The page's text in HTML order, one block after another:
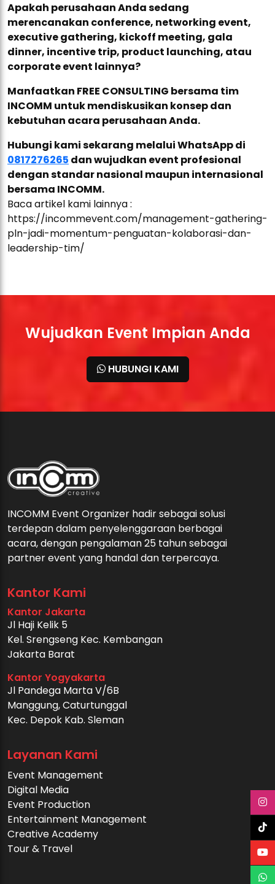
Apakah perusahaan Anda sedang
merencanakan conference, networking event,
executive gathering, kickoff meeting, gala
dinner, incentive trip, product launching, atau
corporate event lainnya?
Manfaatkan FREE CONSULTING bersama tim
INCOMM untuk mendiskusikan konsep dan
kebutuhan acara perusahaan Anda.
Hubungi kami sekarang melalui WhatsApp di
0817276265 dan wujudkan event profesional
dengan standar nasional maupun internasional
bersama INCOMM.
Baca artikel kami lainnya :
https://incommevent.com/management-gathering-
pln-jadi-momentum-penguatan-kolaborasi-dan-
leadership-tim/
Wujudkan Event Impian Anda
HUBUNGI KAMI
INCOMM Event Organizer hadir sebagai solusi
terdepan dalam penyelenggaraan berbagai
acara, dengan pengalaman 25 tahun sebagai
partner event yang handal dan terpercaya.
Kantor Kami
Kantor Jakarta
Jl Haji Kelik 5
Kel. Srengseng Kec. Kembangan
Jakarta Barat
Kantor Yogyakarta
Jl Pandega Marta V/6B
Manggung, Caturtunggal
Kec. Depok Kab. Sleman
Layanan Kami
Event Management
Digital Media
Event Production
Entertainment Management
Creative Academy
Tour & Travel